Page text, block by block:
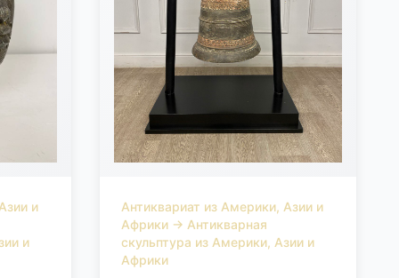
и
и
Антиквариат из Америки, Азии и
Африки → Антикварная
скульптура из Америки, Азии и
Африки